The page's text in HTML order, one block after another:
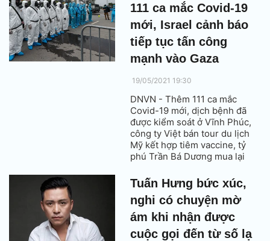
111 ca mắc Covid-19
mới, Israel cảnh báo
tiếp tục tấn công
mạnh vào Gaza
19/05/2021 19:30
DNVN - Thêm 111 ca mắc
Covid-19 mới, dịch bệnh đã
được kiểm soát ở Vĩnh Phúc,
công ty Việt bán tour du lịch
Mỹ kết hợp tiêm vaccine, tỷ
phú Trần Bá Dương mua lại
tiếp tục tấn công mạnh vào
Gaza, con gái Tổng thống
Duterte được kêu gọi kế
nhiệm cha... là những tin tức
đáng chú ý tối nay (19/5).
Tuấn Hưng bức xúc,
nghi có chuyện mờ
ám khi nhận được
cuộc gọi đến từ số lạ